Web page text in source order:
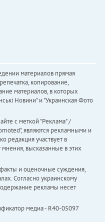
материалов прямая
копирование,
материалов, в которых
Новини" и "Украинская Фото
с меткой "Реклама" /
являются рекламными и
редакция участвует в
мнения, высказанные в этих
факты и оценочные суждения,
Согласно украинскому
рекламы несет
медиа - R40-05097